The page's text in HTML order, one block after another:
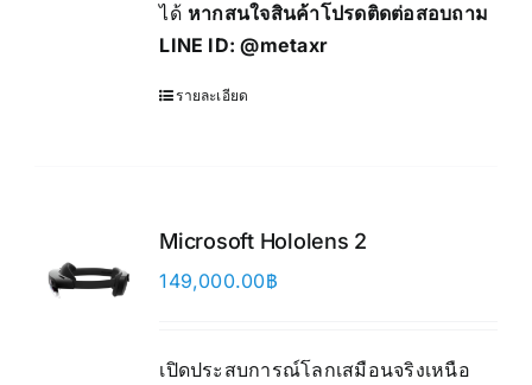
ได้ หากสนใจสินค้าโปรดติดต่อสอบถาม
LINE ID:@metaxr
รายละเอียด
Microsoft Hololens 2
149,000.00฿
เปิดประสบการณ์โลกเสมือนจริงเหนือ